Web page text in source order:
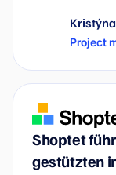
Project
Shoptet
gestützten